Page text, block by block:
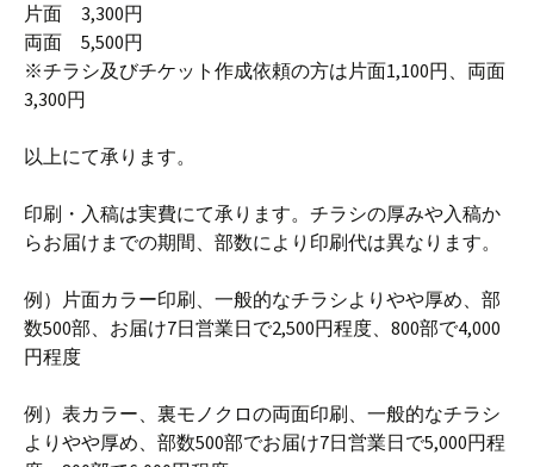
片面 3,300円
両面 5,500円
※チラシ及びチケット作成依頼の方は片面1,100円、両面
3,300円
以上にて承ります。
印刷・入稿は実費にて承ります。チラシの厚みや入稿か
らお届けまでの期間、部数により印刷代は異なります。
例）片面カラー印刷、一般的なチラシよりやや厚め、部
数500部、お届け7日営業日で2,500円程度、800部で4,000
円程度
例）表カラー、裏モノクロの両面印刷、一般的なチラシ
よりやや厚め、部数500部でお届け7日営業日で5,000円程